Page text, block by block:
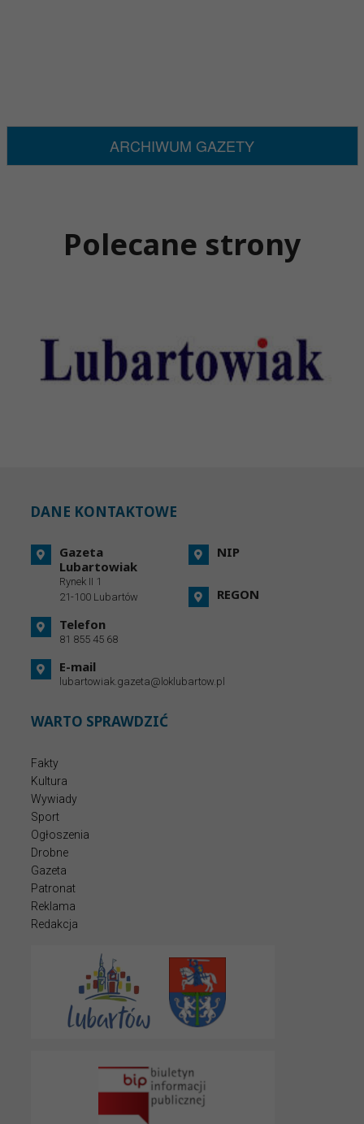
ARCHIWUM GAZETY
Polecane strony
DANE KONTAKTOWE
Gazeta
Lubartowiak
Rynek II 1
21-100 Lubartów
Telefon
81 855 45 68
E-mail
lubartowiak.gazeta@loklubartow.pl
NIP
REGON
WARTO SPRAWDZIĆ
Fakty
Kultura
Wywiady
Sport
Ogłoszenia
Drobne
Gazeta
Patronat
Reklama
Redakcja